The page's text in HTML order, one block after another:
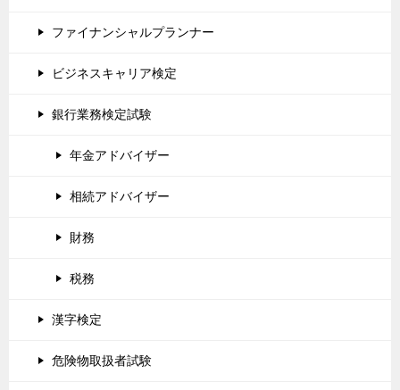
ファイナンシャルプランナー
ビジネスキャリア検定
銀行業務検定試験
年金アドバイザー
相続アドバイザー
財務
税務
漢字検定
危険物取扱者試験